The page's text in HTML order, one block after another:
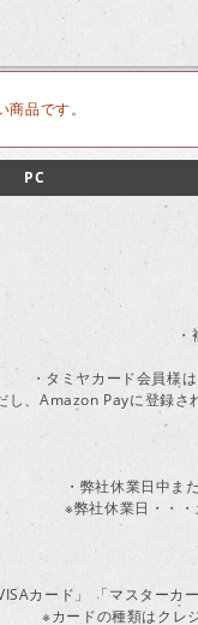
品です。
PC
・タミヤカード会員様
し、Amazon Payに登録さ
・弊社休業日中ま
※弊社休業日・・・
VISAカード」 「マスターカ
※カードの種類はクレ